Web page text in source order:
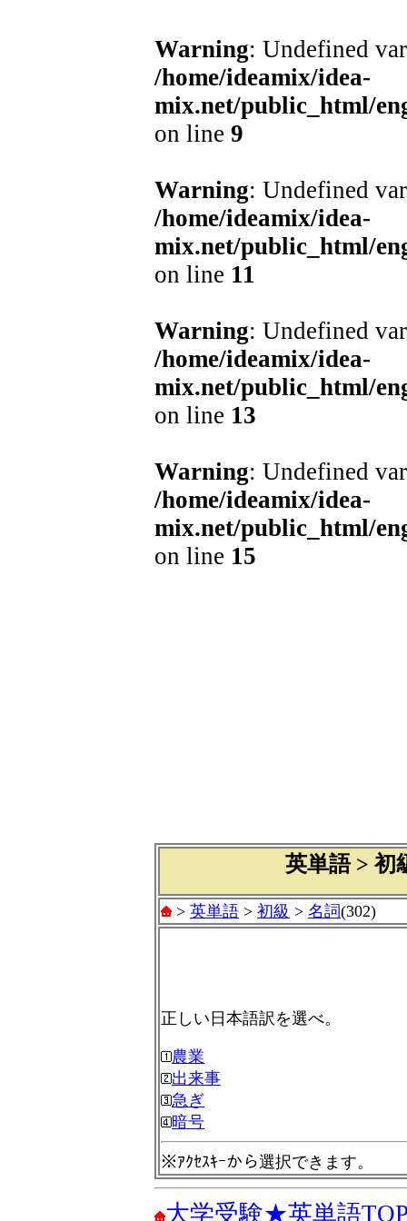
Warning: Undefined
/home/ideamix/idea-
mix.net/public_html/
on line 9
Warning: Undefined
/home/ideamix/idea-
mix.net/public_html/
on line 11
Warning: Undefined
/home/ideamix/idea-
mix.net/public_html/
on line 13
Warning: Undefined
/home/ideamix/idea-
mix.net/public_html/
on line 15
英単語 > 初
> 英単語 > 初級 > 名詞(302)
正しい日本語訳を選べ。
農業
出来事
急ぎ
暗号
※ｱｸｾｽｷｰから選択できます。
大学受験★英単語